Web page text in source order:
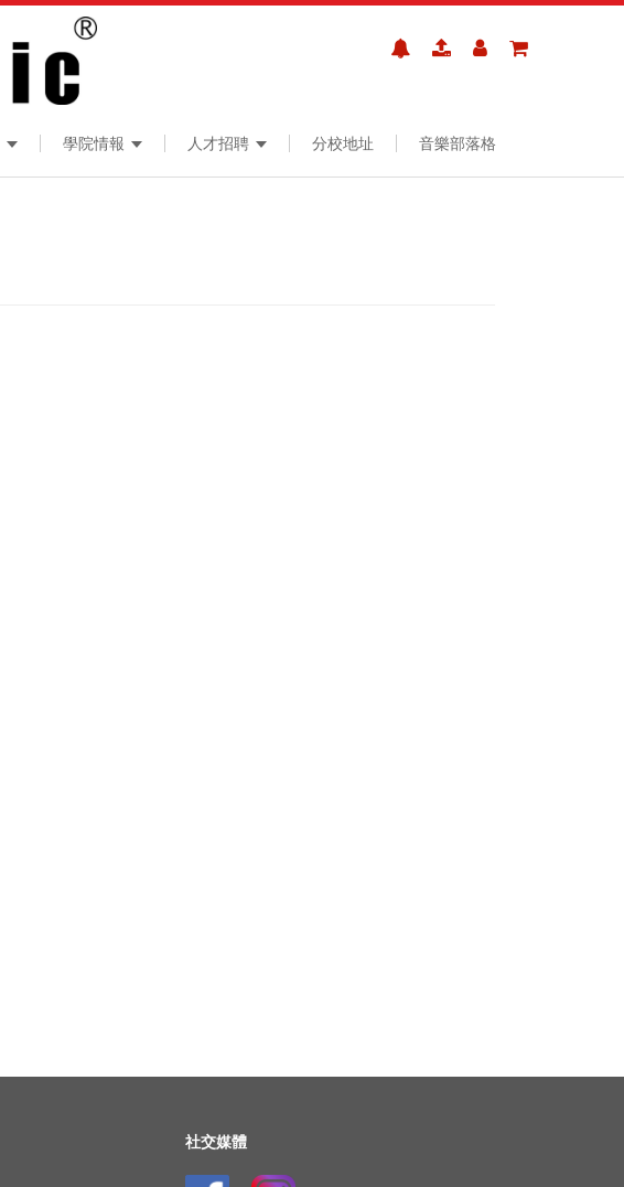
學院情報 人才招聘 分校地址 音樂部落格
社交媒體